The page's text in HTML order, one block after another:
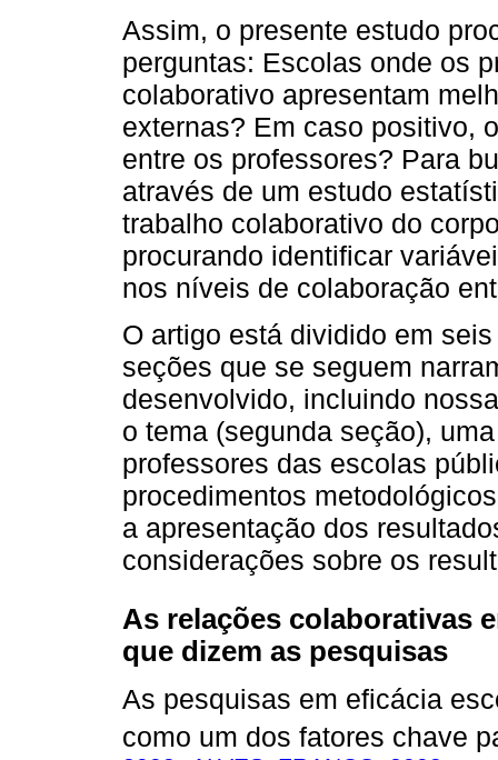
Assim, o presente estudo
perguntas: Escolas onde os
colaborativo apresentam
externas? Em caso positivo,
entre os professores? Para
através de um estudo
trabalho colaborativo do
procurando identificar
nos níveis de colaboração
O artigo está dividido em
seções que se seguem
desenvolvido, incluindo
o tema (segunda seção),
professores das escolas
procedimentos
a apresentação dos
considerações sobre os
As relações colaborativas
que dizem as pesquisas
As pesquisas em eficácia
como um dos fatores chave